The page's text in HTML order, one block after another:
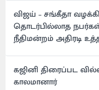
விஜய் – சங்கீதா
தொடர்பில்லாத
நீதிமன்றம் அதிரடி
கஜினி திரைப்பட
காலமானார்